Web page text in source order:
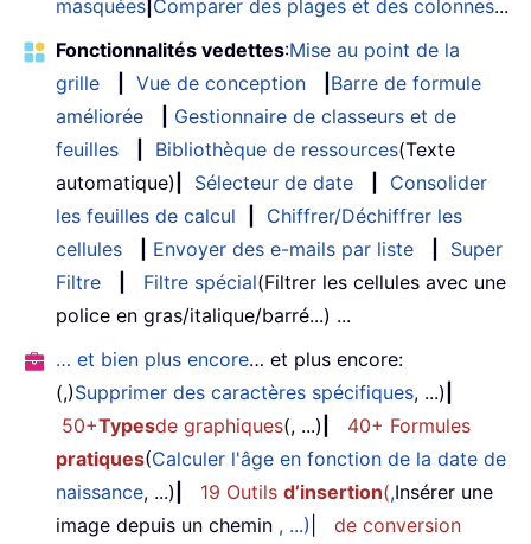
masquées Comparer des plages et des colonnes...
Fonctionnalités vedettes:Mise au point de la
grille
Vue de conception
Barre de formule
améliorée
Gestionnaire de classeurs et de
feuilles
Bibliothèque de ressources(Texte
automatique)
Sélecteur de date
Consolider
les feuilles de calcul
Chiffrer/Déchiffrer les
cellules
Envoyer des e-mails par liste
Super
Filtre
Filtre spécial(Filtrer les cellules avec une
police en gras/italique/barré...) ...
… et bien plus encore… et plus encore:
(,)Supprimer des caractères spécifiques, ...)
50+Typesde graphiques(, ...)
40+ Formules
pratiques(Calculer l'âge en fonction de la date de
naissance, ...) 19 Outils d’insertion(,Insérer une
image depuis un chemin , ...)
de conversion